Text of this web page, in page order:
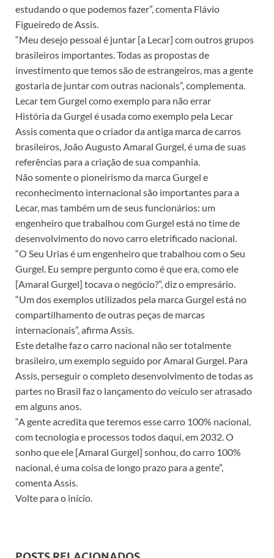
estudando o que podemos fazer”, comenta Flávio
Figueiredo de Assis.
“Meu desejo pessoal é juntar [a Lecar] com outros grupos
brasileiros importantes. Todas as propostas de
investimento que temos são de estrangeiros, mas a gente
gostaria de juntar com outras nacionais”, complementa.
Lecar tem Gurgel como exemplo para não errar
História da Gurgel é usada como exemplo pela Lecar
Assis comenta que o criador da antiga marca de carros
brasileiros, João Augusto Amaral Gurgel, é uma de suas
referências para a criação de sua companhia.
Não somente o pioneirismo da marca Gurgel e
reconhecimento internacional são importantes para a
Lecar, mas também um de seus funcionários: um
engenheiro que trabalhou com Gurgel está no time de
desenvolvimento do novo carro eletrificado nacional.
“O Seu Urias é um engenheiro que trabalhou com o Seu
Gurgel. Eu sempre pergunto como é que era, como ele
[Amaral Gurgel] tocava o negócio?”, diz o empresário.
“Um dos exemplos utilizados pela marca Gurgel está no
compartilhamento de outras peças de marcas
internacionais”, afirma Assis.
Este detalhe faz o carro nacional não ser totalmente
brasileiro, um exemplo seguido por Amaral Gurgel. Para
Assis, perseguir o completo desenvolvimento de todas as
partes no Brasil faz o lançamento do veículo ser atrasado
em alguns anos.
“A gente acredita que teremos esse carro 100% nacional,
com tecnologia e processos todos daqui, em 2032. O
sonho que ele [Amaral Gurgel] sonhou, do carro 100%
nacional, é uma coisa de longo prazo para a gente”,
comenta Assis.
Volte para o início.